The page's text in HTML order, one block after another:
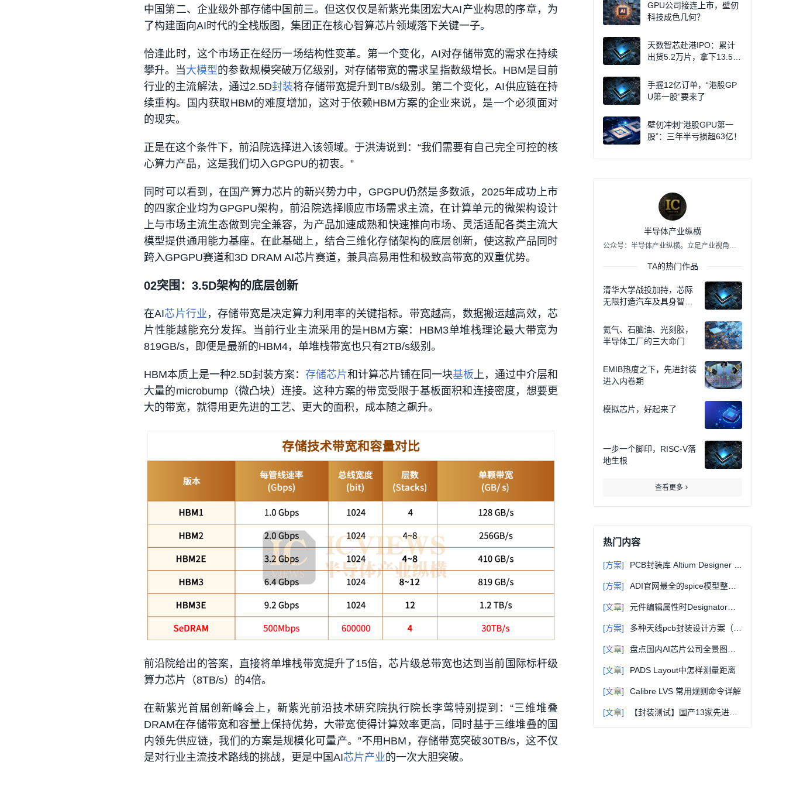
中国第二、企业级外部存储中国前三。但这仅仅是新紫光集团宏大AI产业构思的序章，为
了构建面向AI时代的全栈版图，集团正在核心智算芯片领域落下关键一子。
恰逢此时，这个市场正在经历一场结构性变革。 第一个变化，AI对存储带宽的需求在持续
攀升。 当大模型的参数规模突破万亿级别，对存储带宽的需求呈指数级增长。HBM是目前
行业的主流解法，通过2.5D封装将存储带宽提升到TB/s级别。 第二个变化，AI供应链在持
续重构。
国内获取HBM的难度增加，这对于依赖HBM方案的企业来说，是一个必须面对
的现实。
正是在这个条件下，前沿院选择进入该领域。于洪涛说到：“我们需要有自己完全可控的核
心算力产品，这是我们切入GPGPU的初衷。”
同时可以看到，在国产算力芯片的新兴势力中，GPGPU仍然是多数派，2025年成功上市
的四家企业均为GPGPU架构，前沿院选择顺应市场需求主流，在计算单元的微架构设计
上与市场主流生态做到完全兼容，为产品加速成熟和快速推向市场、灵活适配各类主流大
模型提供通用能力基座。在此基础上，结合三维化存储架构的底层创新，使这款产品同时
跨入GPGPU赛道和3D DRAM AI芯片赛道，兼具高易用性和极致高带宽的双重优势。
02突围：3.5D架构的底层创新
在AI芯片行业 ，存储带宽是决定算力利用率的关键指标。带宽越高，数据搬运越高效，芯
片性能越能充分发挥。当前行业主流采用的是HBM方案：HBM3单堆栈理论最大带宽为
819GB/s，即便是最新的HBM4，单堆栈带宽也只有2TB/s级别。
HBM本质上是一种2.5D封装方案： 存储芯片和计算芯片铺在同一块基板上，通过中介层和
大量的microbump（微凸块）连接。这种方案的带宽受限于基板面积和连接密度，想要更
大的带宽，就得用更先进的工艺、更大的面积，成本随之飙升。
前沿院给出的答案，直接将单堆栈带宽提升了15倍，芯片级总带宽也达到当前国际标杆级
算力芯片（8TB/s）的4倍。
在新紫光首届创新峰会上，新紫光前沿技术研究院执行院长李莺特别提到：“三维堆叠
DRAM在存储带宽和容量上保持优势，大带宽使得计算效率更高，同时基于三维堆叠的国
内领先供应链，我们的方案是规模化可量产。”不用HBM，存储带宽突破30TB/s，这不仅
是对行业主流技术路线的挑战，更是中国AI芯片产业的一次大胆突破。
GPU公司接连上市，壁仞
科技成色几何？
天数智芯赴港IPO：累计
出货5.2万片，拿下13.5%
手握12亿订单，“港股GP
U第一股”要来了
壁仞冲刺“港股GPU第一
股”：三年半亏损超63亿！
半导体产业纵横
公众号：半导体产业纵横。立足产业视角，提供及时、专业、深度的前沿洞见、技术速递、趋势解析，链接产业资源，构建IC生态圈，赋能中国半导体产业，我们一直在路上。
TA的热门作品
清华大学战投加持，芯际
无限打造汽车及具身智能
氦气、石脑油、光刻胶，
半导体工厂的三大命门
EMIB热度之下，先进封装
进入内卷期
模拟芯片，好起来了
一步一个脚印，RISC-V落
地生根
查看更多
热门内容
[方案] PCB封装库 Altium Designer 3D元件库
[方案] ADI官网最全的spice模型整理（multisim11可用）
[文章] 元件编辑属性时Designator和comment的含义分别是什么？
[方案] 多种天线pcb封装设计方案（增益高，方向性好，稳定可靠）
[文章] 盘点国内AI芯片公司全景图（2026）
[文章] PADS Layout中怎样测量距离
[文章] Calibre LVS 常用规则命令详解
[文章] 【封装测试】国产13家先进封装与测试上市公司2025上半年市场表现分析